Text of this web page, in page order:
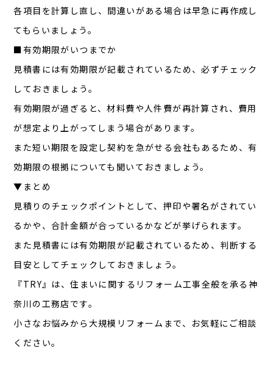
各項目を計算し直し、間違いがある場合は早急に再作成し
てもらいましょう。
■有効期限がいつまでか
見積書には有効期限が記載されているため、必ずチェック
しておきましょう。
有効期限が過ぎると、材料費や人件費が再計算され、費用
が想定より上がってしまう場合があります。
また短い期限を設定し契約を急がせる会社もあるため、有
効期限の根拠についても聞いておきましょう。
▼まとめ
見積りのチェックポイントとして、押印や署名がされてい
るかや、合計金額が合っているかなどが挙げられます。
また見積書には有効期限が記載されているため、判断する
目安としてチェックしておきましょう。
『TRY』は、住まいに関するリフォーム工事全般を承る神
奈川の工務店です。
小さなお悩みから大規模リフォームまで、お気軽にご相談
ください。